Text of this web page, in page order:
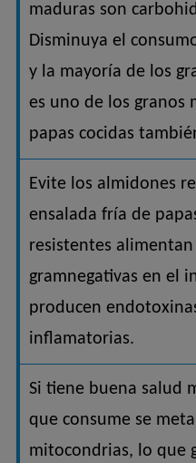
maduras son
Disminuya el
y la mayoría de los
es uno de los granos
papas cocidas
Evite los almidones
ensalada fría de
resistentes
gramnegativas en el
producen
inflamatorias.
Si tiene buena salud
que consume se
mitocondrias, lo que